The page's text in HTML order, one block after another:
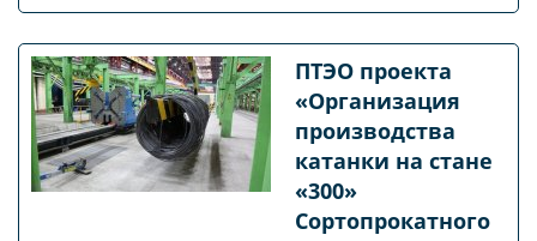
ПТЭО проекта
«Организация
производства
катанки на стане
«300»
Сортопрокатного